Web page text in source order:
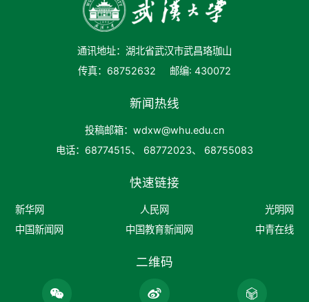
通讯地址：湖北省武汉市武昌珞珈山
传真：68752632
邮编: 430072
新闻热线
投稿邮箱：wdxw@whu.edu.cn
电话：68774515、 68772023、 68755083
快速链接
新华网 人民网
光明网
中国新闻网
中国教育新闻网 中青在线
二维码